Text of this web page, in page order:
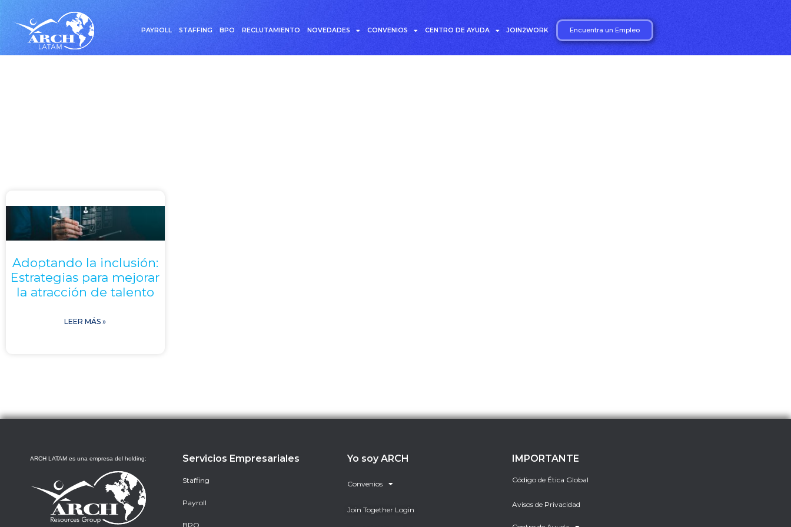
PAYROLL STAFFING BPO RECLUTAMIENTO NOVEDADES CONVENIOS CENTRO DE AYUDA JOIN2WORK Encuentra un Empleo
Adoptando la inclusión:
Estrategias para mejorar
la atracción de talento
LEER MÁS »
ARCH LATAM es una empresa del holding: Servicios Empresariales
Staffing
Payroll
BPO
Yo soy ARCH
Convenios
Join Together Login
IMPORTANTE
Código de Ética Global
Avisos de Privacidad